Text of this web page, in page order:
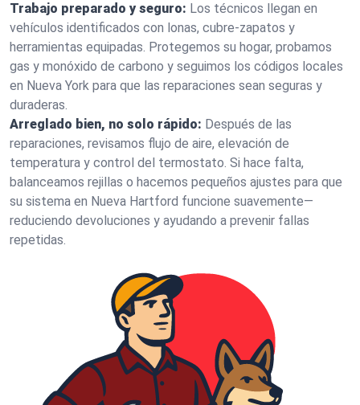
Trabajo preparado y seguro: Los técnicos llegan en
vehículos identificados con lonas, cubre-zapatos y
herramientas equipadas. Protegemos su hogar, probamos
gas y monóxido de carbono y seguimos los códigos locales
en Nueva York para que las reparaciones sean seguras y
duraderas.
Arreglado bien, no solo rápido: Después de las
reparaciones, revisamos flujo de aire, elevación de
temperatura y control del termostato. Si hace falta,
balanceamos rejillas o hacemos pequeños ajustes para que
su sistema en Nueva Hartford funcione suavemente—
reduciendo devoluciones y ayudando a prevenir fallas
repetidas.